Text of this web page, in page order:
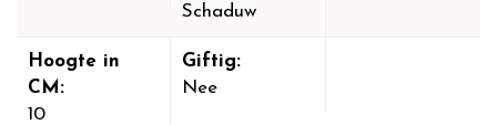
Schaduw
Hoogte in
CM:
10
Giftig:
Nee